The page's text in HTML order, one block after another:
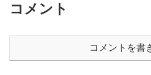
コメント
コメントを書